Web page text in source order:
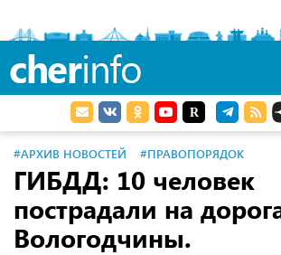
cherinfo
#АРХИВ НОВОСТЕЙ #ПРАВОПОРЯДОК
ГИБДД: 10 человек
пострадали на
Вологодчины.